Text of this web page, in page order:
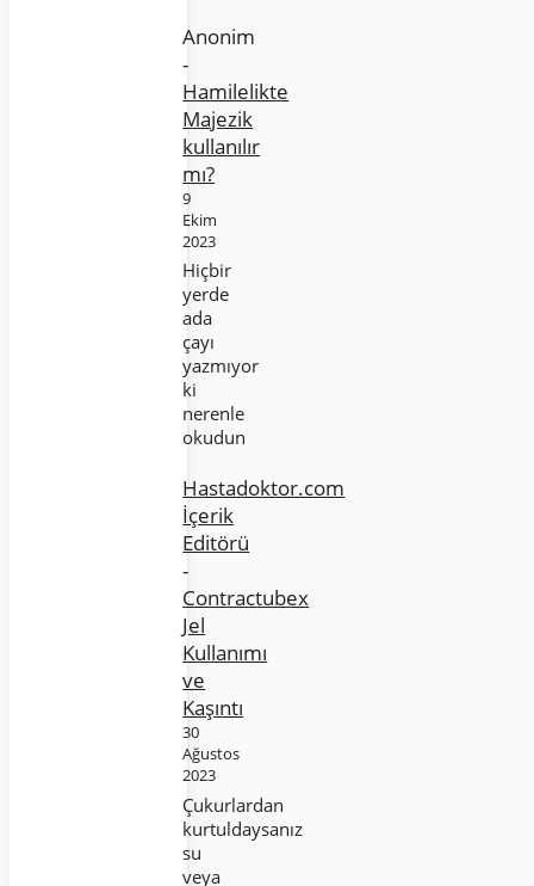
Anonim
-
Hamilelikte
Majezik
kullanılır
mı?
9
Ekim
2023
Hiçbir
yerde
ada
çayı
yazmıyor
ki
nerenle
okudun
Hastadoktor.com
İçerik
Editörü
-
Contractubex
Jel
Kullanımı
ve
Kaşıntı
30
Ağustos
2023
Çukurlardan
kurtuldaysanız
su
veya